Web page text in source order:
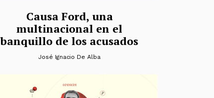
Causa Ford, una
multinacional en el
banquillo de los acusados
José Ignacio De Alba